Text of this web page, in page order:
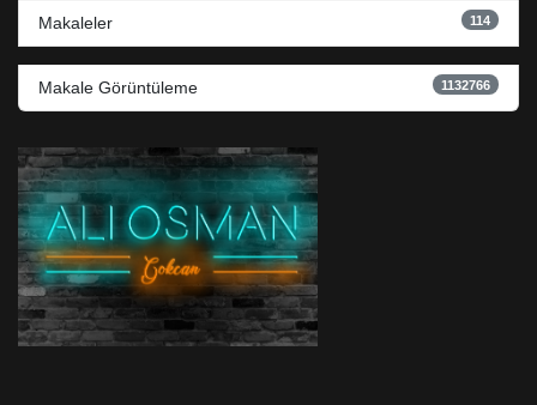
Makaleler 114
Makale Görüntüleme 1132766